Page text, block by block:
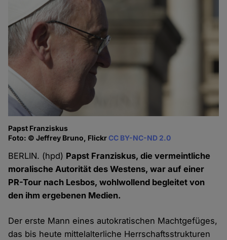
Papst Franziskus
Foto: © Jeffrey Bruno, FlickrCC BY-NC-ND 2.0
BERLIN. (hpd) Papst Franziskus, die vermeintliche
moralische Autorität des Westens, war auf einer
PR-Tour nach Lesbos, wohlwollend begleitet von
den ihm ergebenen Medien.
Der erste Mann eines autokratischen Machtgefüges,
das bis heute mittelalterliche Herrschaftsstrukturen